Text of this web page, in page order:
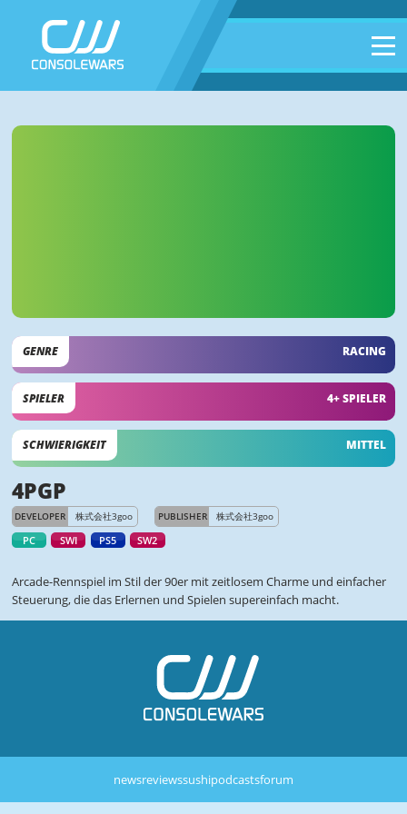
GENRE RACING
SPIELER 4+ SPIELER
SCHWIERIGKEIT MITTEL
4PGP
DEVELOPER 株式会社3goo PUBLISHER 株式会社3goo
PC SWI PS5 SW2
Arcade-Rennspiel im Stil der 90er mit zeitlosem Charme und einfacher
Steuerung, die das Erlernen und Spielen supereinfach macht.
newsreviewssushipodcastsforum